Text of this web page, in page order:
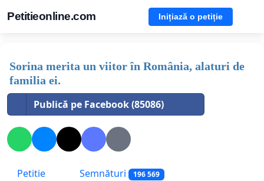
Petitieonline.com Inițiază o petiție
Sorina merita un viitor în România, alaturi de
familia ei.
Publică pe Facebook (85086)
Petitie Semnături 196 569